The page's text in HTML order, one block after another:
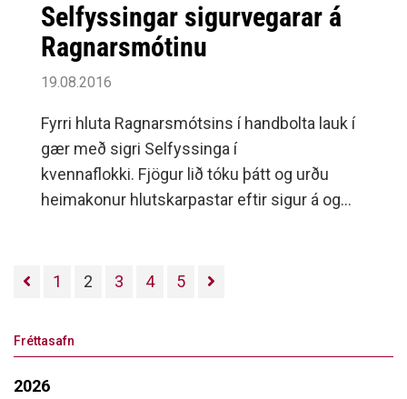
Selfyssingar sigurvegarar á
Ragnarsmótinu
19.08.2016
Fyrri hluta Ragnarsmótsins í handbolta lauk í
gær með sigri Selfyssinga í
kvennaflokki. Fjögur lið tóku þátt og urðu
heimakonur hlutskarpastar eftir sigur á og
Fylkir var án stiga. Selfoss fékk bikar í
hafði umsjón með.
1 2 3 4 5
Fréttasafn
2026